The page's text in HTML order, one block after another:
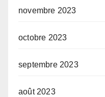
novembre 2023
octobre 2023
septembre 2023
août 2023